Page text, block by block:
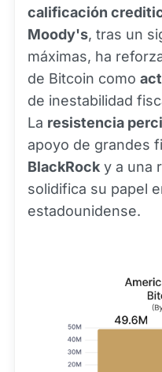
calificación
Moody's, tras un
máximas, ha
de Bitcoin como
de inestabilidad
La resistencia
apoyo de grandes
BlackRock y a una
solidifica su papel
estadounidense.